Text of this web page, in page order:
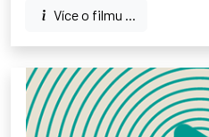
Více o filmu ...